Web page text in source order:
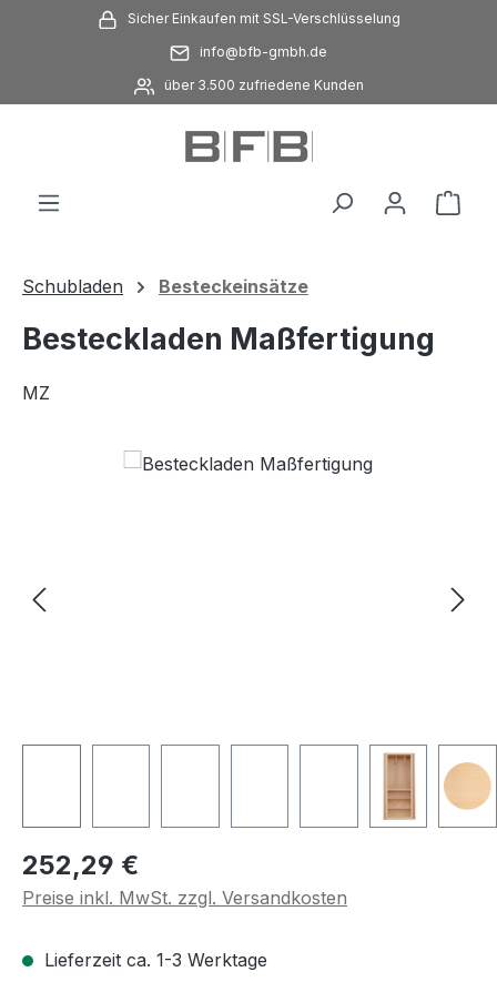
Zum Hauptinhalt springenSicher Einkaufen mit SSL-Verschlüsselung
info@bfb-gmbh.de
über 3.500 zufriedene Kunden
Schubladen Besteckeinsätze
Besteckladen Maßfertigung
MZ
Regulärer Preis:
252,29 €
Preise inkl. MwSt. zzgl. Versandkosten
Lieferzeit ca. 1-3 Werktage